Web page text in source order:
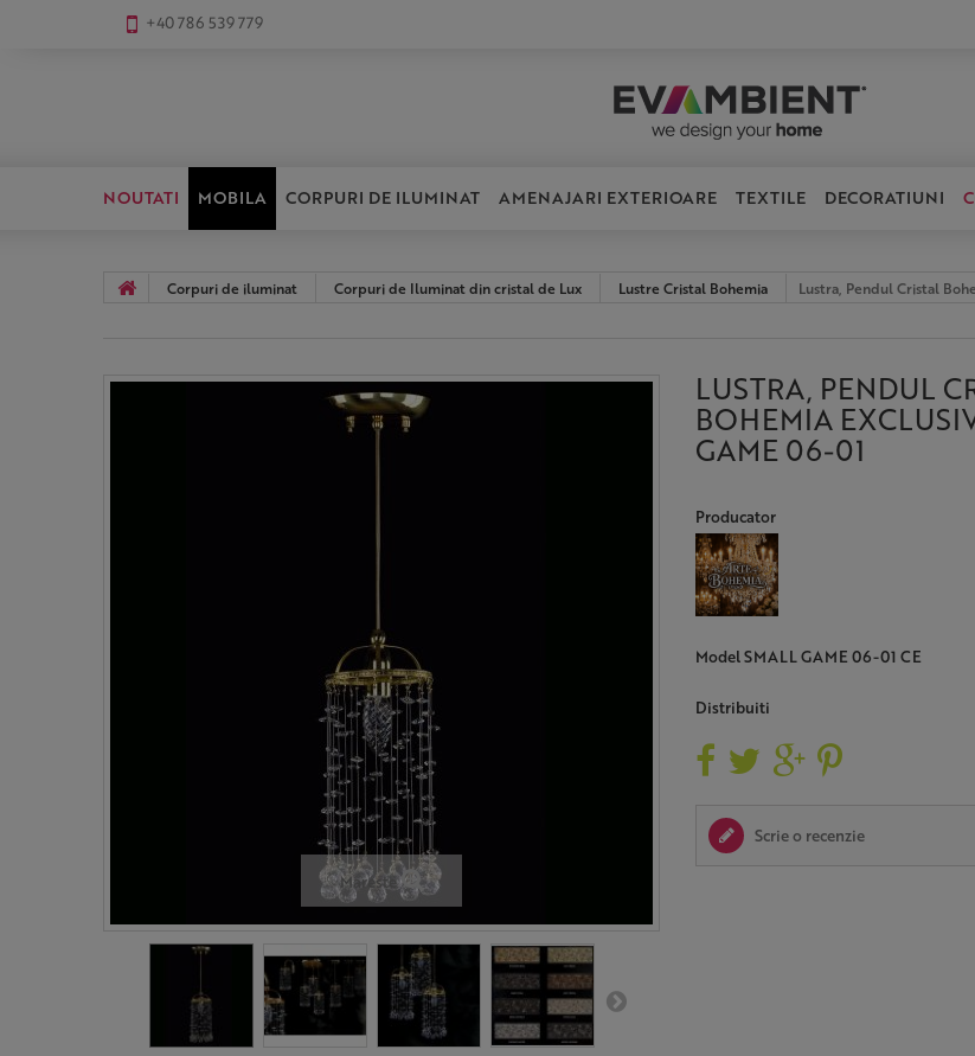
+40 786 539 779
NOUTATI MOBILA CORPURI DE ILUMINAT AMENAJARI EXTERIOARE TEXTILE DECORATIUNI
Corpuri de iluminat Corpuri de Iluminat din cristal de Lux Lustre Cristal Bohemia Lustra, Pendul Cristal
Mareste
LUSTRA, PENDUL
BOHEMIA
GAME 06-01
Producator
ModelSMALL GAME 06-01 CE
Distribuiti
Scrie o recenzie